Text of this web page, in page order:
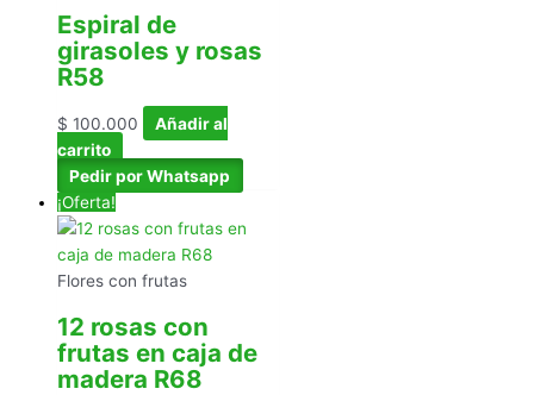
Espiral de
girasoles y rosas
R58
$ 100.000
Añadir al
carrito
Pedir por Whatsapp
¡Oferta!
Flores con frutas
12 rosas con
frutas en caja de
madera R68